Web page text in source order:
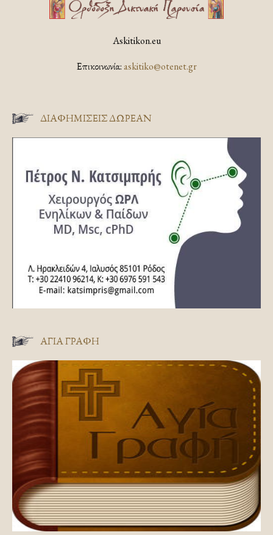
Askitikon.eu
Επικοινωνία:askitiko@otenet.gr
ΔΙΑΦΗΜΊΣΕΙΣ ΔΩΡΕΆΝ
ΑΓΊΑ ΓΡΑΦΉ